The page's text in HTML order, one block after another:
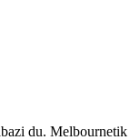
du.